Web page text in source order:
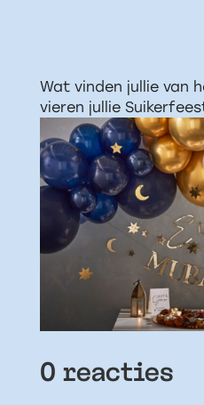
Wat vinden jullie van
vieren jullie
0 reacties